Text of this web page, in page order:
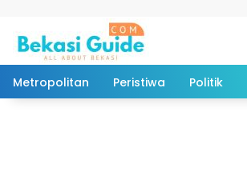
Metropolitan Peristiwa Politik